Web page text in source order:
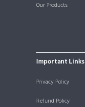
Our Products
Important Links
Privacy Policy
Refund Policy